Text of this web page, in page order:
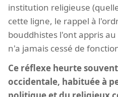
institution religieuse
cette ligne, le rappel à
bouddhistes l'ont appris
n'a jamais cessé de
Ce réflexe heurte
occidentale, habituée à